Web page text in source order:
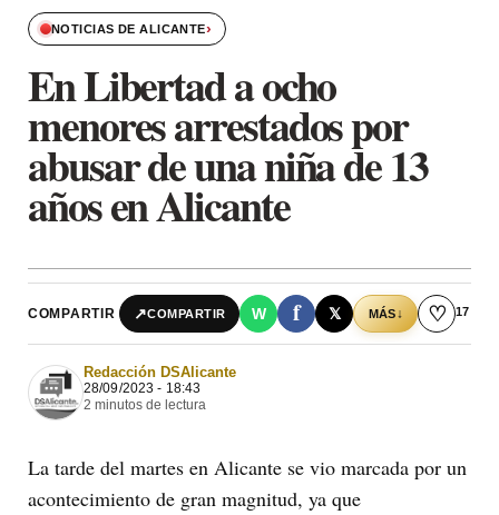
NOTICIAS DE ALICANTE›
En Libertad a ocho
menores arrestados por
abusar de una niña de 13
años en Alicante
COMPARTIR ↗COMPARTIR W f 𝕏 MÁS↓ ♡ 17
Redacción DSAlicante
28/09/2023 - 18:43
2 minutos de lectura
La tarde del martes en Alicante se vio marcada por un
acontecimiento de gran magnitud, ya que